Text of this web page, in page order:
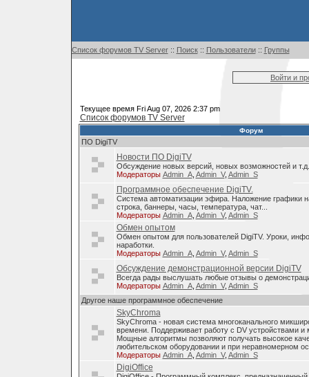
Список форумов TV Server:: Поиск:: Пользователи:: Группы
Войти и
Текущее время Fri Aug 07, 2026 2:37 pm
Список форумов TV Server
Форум
ПО DigiTV
Новости ПО DigiTV
Обсуждение новых версий, новых возможностей и т.д.
Модераторы Admin_A, Admin_V, Admin_S
Программное обеспечение DigiTV.
Система автоматизации эфира. Наложение графики
строка, баннеры, часы, температура, чат...
Модераторы Admin_A, Admin_V, Admin_S
Обмен опытом
Обмен опытом для пользователей DigiTV. Уроки,
наработки.
Модераторы Admin_A, Admin_V, Admin_S
Обсуждение демонстрационной версии DigiTV
Всегда рады выслушать любые отзывы о
Модераторы Admin_A, Admin_V, Admin_S
Другое наше программное обеспечение
SkyChroma
SkyChroma - новая система многоканального
времени. Поддерживает работу с DV устройствами
Мощные алгоритмы позволяют получать высокое
любительском оборудовании и при неравномерном
Модераторы Admin_A, Admin_V, Admin_S
DigiOffice